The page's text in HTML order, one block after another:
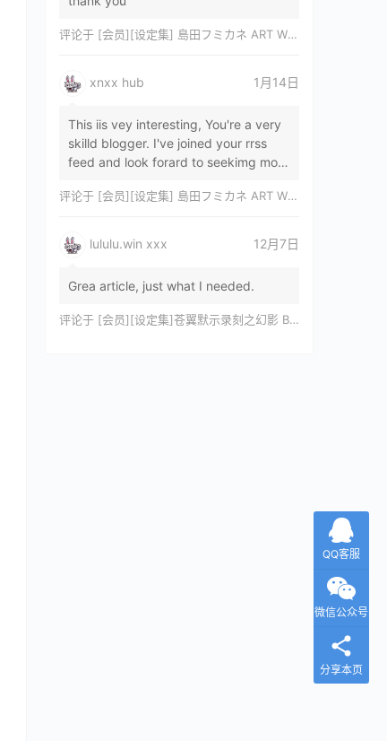
评论于 [会员][设定集] 島田フミカネ ART WORKS EXTRA Luminous Witches[DL]
xnxx hub 1月14日
This iis vey interesting, You're a very
skilld blogger. I've joined your rrss
feed and look forard to seekimg mor
评论于 [会员][设定集] 島田フミカネ ART WORKS EXTRA Luminous Witches[DL]
lululu.win xxx 12月7日
Grea article, just what I needed.
评论于 [会员][设定集]苍翼默示录刻之幻影 BLAZBLUE CHRONOPHANTASMA 公式設定資料集II
QQ客服
微信公众号
分享本页